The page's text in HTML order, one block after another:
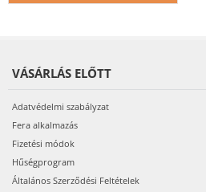
VÁSÁRLÁS ELŐTT
Adatvédelmi szabályzat
Fera alkalmazás
Fizetési módok
Hűségprogram
Általános Szerződési Feltételek